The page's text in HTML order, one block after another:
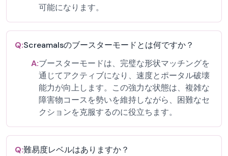
可能になります。
Q:Screamalsのブースターモードとは何ですか？
A:ブースターモードは、完璧な形状マッチングを
通じてアクティブになり、速度とポータル破壊
能力が向上します。この強力な状態は、複雑な
障害物コースを勢いを維持しながら、困難なセ
クションを克服するのに役立ちます。
Q:難易度レベルはありますか？